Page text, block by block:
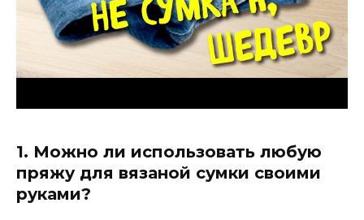
1. Можно ли использовать любую
пряжу для вязаной сумки своими
руками?